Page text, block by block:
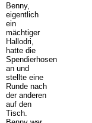
Benny,
eigentlich
ein
mächtiger
Hallodri,
hatte die
Spendierhosen
an und
stellte eine
Runde nach
der anderen
auf den
Tisch.